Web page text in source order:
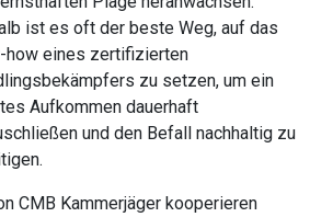
ist es oft der beste Weg, auf das
how eines zertifizierten
zu setzen, um ein
Aufkommen dauerhaft
und den Befall nachhaltig zu
CMB Kammerjäger kooperieren